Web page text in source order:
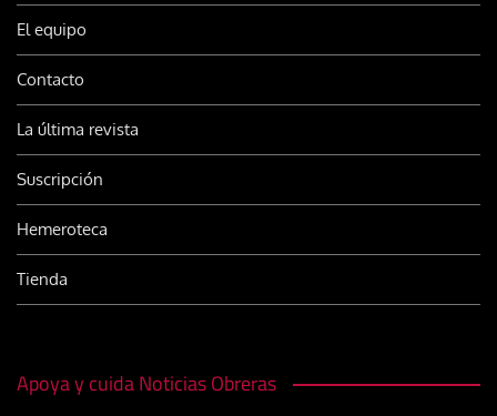
El equipo
Contacto
La última revista
Suscripción
Hemeroteca
Tienda
Apoya y cuida Noticias Obreras